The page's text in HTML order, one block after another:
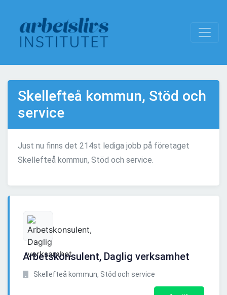
Skellefteå kommun, Stöd och
service
Just nu finns det 214st lediga jobb på företaget
Skellefteå kommun, Stöd och service.
Arbetskonsulent, Daglig verksamhet
Skellefteå kommun, Stöd och service